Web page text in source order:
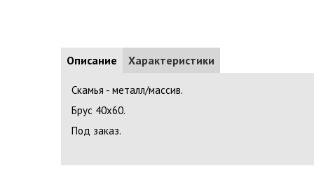
Описание Характеристики
Скамья - металл/массив.
Брус 40х60.
Под заказ.